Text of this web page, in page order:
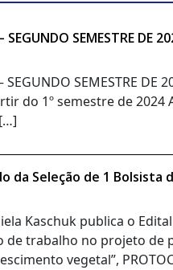
SEGUNDO SEMESTRE DE
SEGUNDO SEMESTRE
do 1º semestre de 2024
da Seleção de 1 Bolsista
Kaschuk publica o
de trabalho no projeto de
vegetal”,